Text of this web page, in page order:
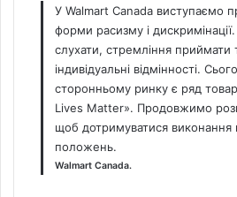
У Walmart Canada виступаємо
форми расизму і
слухати, стремління приймати
індивідуальні відмінності.
сторонньому ринку є ряд
Lives Matter». Продовжимо
щоб дотримуватися виконання
положень.
Walmart Canada.